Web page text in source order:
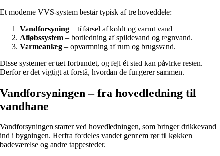
Et moderne VVS-system består typisk af tre hoveddele:
Vandforsyning – tilførsel af koldt og varmt vand.
Afløbssystem – bortledning af spildevand og regnvand.
Varmeanlæg – opvarmning af rum og brugsvand.
Disse systemer er tæt forbundet, og fejl ét sted kan påvirke resten.
Derfor er det vigtigt at forstå, hvordan de fungerer sammen.
Vandforsyningen – fra hovedledning til
vandhane
Vandforsyningen starter ved hovedledningen, som bringer drikkevand
ind i bygningen. Herfra fordeles vandet gennem rør til køkken,
badeværelse og andre tappesteder.